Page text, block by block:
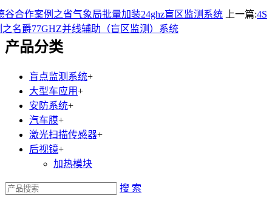
谷合作案例之省气象局批量加装24ghz盲区监测系统 上一篇:4S
名爵77GHZ并线辅助（盲区监测）系统
产品分类
盲点监测系统+
大型车应用+
安防系统+
汽车膜+
激光扫描传感器+
后视镜+
加热模块
搜 索